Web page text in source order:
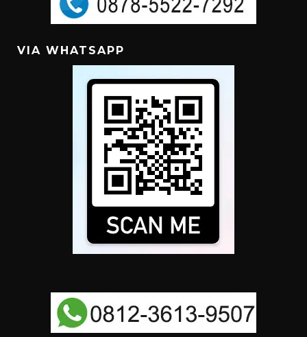
VIA WHATSAPP